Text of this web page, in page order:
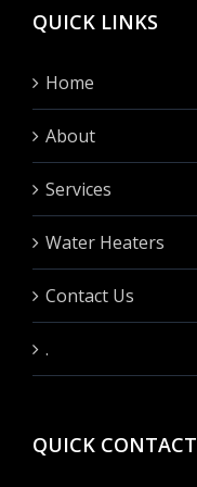
QUICK LINKS
Home
About
Services
Water Heaters
Contact Us
.
QUICK CONTACT